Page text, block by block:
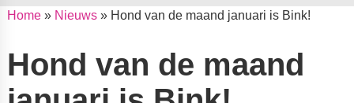
Home» Nieuws» Hond van de maand januari is Bink!
Hond van de maand